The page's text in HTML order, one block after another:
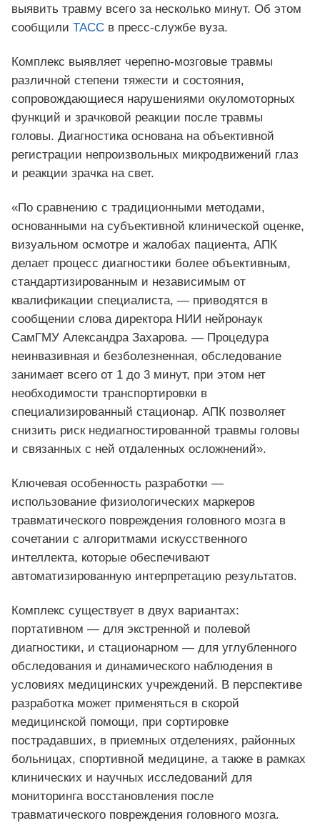
выявить травму всего за несколько минут. Об этом
сообщили ТАСС в пресс-службе вуза.
Комплекс выявляет черепно-мозговые травмы
различной степени тяжести и состояния,
сопровождающиеся нарушениями окуломоторных
функций и зрачковой реакции после травмы
головы. Диагностика основана на объективной
регистрации непроизвольных микродвижений глаз
и реакции зрачка на свет.
«По сравнению с традиционными методами,
основанными на субъективной клинической оценке,
визуальном осмотре и жалобах пациента, АПК
делает процесс диагностики более объективным,
стандартизированным и независимым от
квалификации специалиста, — приводятся в
сообщении слова директора НИИ нейронаук
СамГМУ Александра Захарова. — Процедура
неинвазивная и безболезненная, обследование
занимает всего от 1 до 3 минут, при этом нет
необходимости транспортировки в
специализированный стационар. АПК позволяет
снизить риск недиагностированной травмы головы
и связанных с ней отдаленных осложнений».
Ключевая особенность разработки —
использование физиологических маркеров
травматического повреждения головного мозга в
сочетании с алгоритмами искусственного
интеллекта, которые обеспечивают
автоматизированную интерпретацию результатов.
Комплекс существует в двух вариантах:
портативном — для экстренной и полевой
диагностики, и стационарном — для углубленного
обследования и динамического наблюдения в
условиях медицинских учреждений. В перспективе
разработка может применяться в скорой
медицинской помощи, при сортировке
пострадавших, в приемных отделениях, районных
больницах, спортивной медицине, а также в рамках
клинических и научных исследований для
мониторинга восстановления после
травматического повреждения головного мозга.